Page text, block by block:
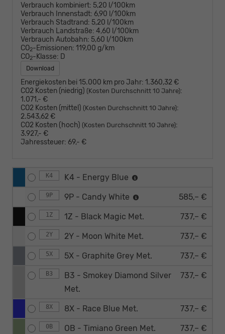
Verbrauch kombiniert: 5,20 l/100km
Verbrauch Innenstadt: 6,90 l/100km
Verbrauch Stadtrand: 5,20 l/100km
Verbrauch Landstraße: 4,60 l/100km
Verbrauch Autobahn: 5,60 l/100km
CO2-Emissionen: 119,00 g/km
CO2-Klasse: D
Download
Energiekosten bei 15.000 km pro Jahr: 1.360,32 €
CO2 Kosten (niedrig) (Kosten Durchschnitt 10 Jahre):
1.071,- €
CO2 Kosten (mittel) (Kosten Durchschnitt 10 Jahre):
2.543,62 €
CO2 Kosten (hoch) (Kosten Durchschnitt 10 Jahre):
3.927,- €
Jahressteuer: 69,- €
K4 K4 - Energy Blue
9P 9P - Candy White 585,– €
1Z 1Z - Black Magic Met. 737,– €
2Y 2Y - Moon White Met. 737,– €
5X 5X - Graphite Grey Met. 737,– €
B3
B3 - Smokey Diamond Silver
Met.
737,– €
8X 8X - Race Blue Met. 737,– €
0B OB - Timiano Green Met. 737,– €